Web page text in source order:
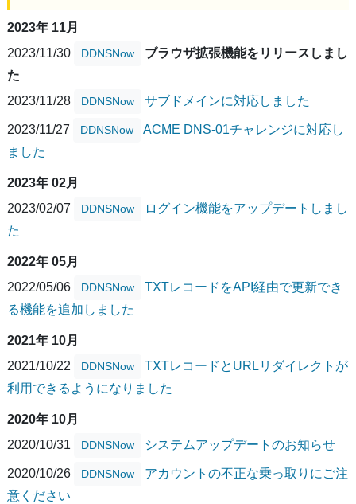
2023年 11月
2023/11/30
DDNSNow
ブラウザ拡張機能をリリースしまし
た
2023/11/28
DDNSNow サブドメインに対応しました
2023/11/27 DDNSNow
ACME DNS-01チャレンジに対応し
ました
2023年 02月
2023/02/07
DDNSNow
ログイン機能をアップデートしまし
た
2022年 05月
2022/05/06
DDNSNow
TXTレコードをAPI経由で更新でき
る機能を追加しました
2021年 10月
2021/10/22
DDNSNow
TXTレコードとURLリダイレクトが
利用できるようになりました
2020年 10月
2020/10/31
DDNSNow システムアップデートのお知らせ
2020/10/26 DDNSNow
アカウントの不正な乗っ取りにご注
意ください